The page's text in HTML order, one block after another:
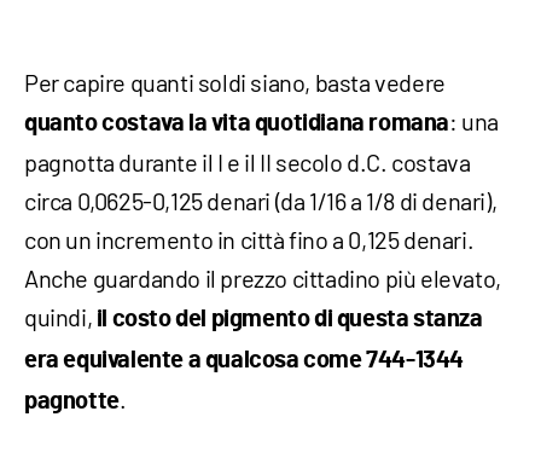
Per capire quanti soldi siano, basta vedere
quanto costava la vita quotidiana romana: una
pagnotta durante il I e ​​il II secolo d.C. costava
circa 0,0625-0,125 denari (da 1/16 a 1/8 di denari),
con un incremento in città fino a 0,125 denari.
Anche guardando il prezzo cittadino più elevato,
quindi, il costo del pigmento di questa stanza
era equivalente a qualcosa come 744-1344
pagnotte.